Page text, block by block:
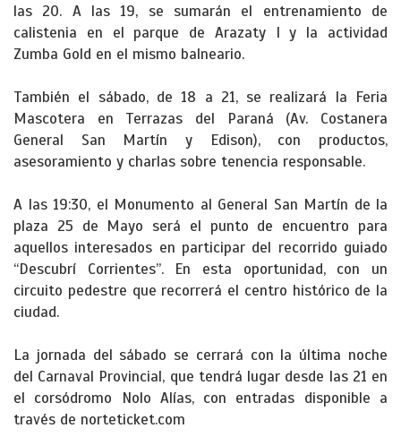
las 20. A las 19, se sumarán el entrenamiento de
calistenia en el parque de Arazaty I y la actividad
Zumba Gold en el mismo balneario.
También el sábado, de 18 a 21, se realizará la Feria
Mascotera en Terrazas del Paraná (Av. Costanera
General San Martín y Edison), con productos,
asesoramiento y charlas sobre tenencia responsable.
A las 19:30, el Monumento al General San Martín de la
plaza 25 de Mayo será el punto de encuentro para
aquellos interesados en participar del recorrido guiado
“Descubrí Corrientes”. En esta oportunidad, con un
circuito pedestre que recorrerá el centro histórico de la
ciudad.
La jornada del sábado se cerrará con la última noche
del Carnaval Provincial, que tendrá lugar desde las 21 en
el corsódromo Nolo Alías, con entradas disponible a
través de norteticket.com